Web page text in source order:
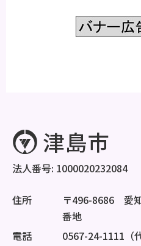
法人番号: 1000020232084
住所
〒496-8686 愛
番地
電話
0567-24-1111（